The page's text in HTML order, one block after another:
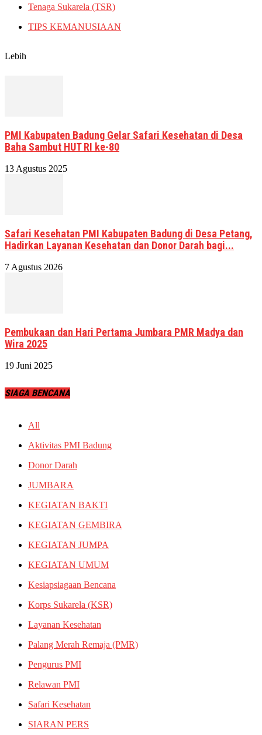
Tenaga Sukarela (TSR)
TIPS KEMANUSIAAN
Lebih
PMI Kabupaten Badung Gelar Safari Kesehatan di Desa
Baha Sambut HUT RI ke-80
13 Agustus 2025
Safari Kesehatan PMI Kabupaten Badung di Desa Petang,
Hadirkan Layanan Kesehatan dan Donor Darah bagi...
7 Agustus 2026
Pembukaan dan Hari Pertama Jumbara PMR Madya dan
Wira 2025
19 Juni 2025
SIAGA BENCANA
All
Aktivitas PMI Badung
Donor Darah
JUMBARA
KEGIATAN BAKTI
KEGIATAN GEMBIRA
KEGIATAN JUMPA
KEGIATAN UMUM
Kesiapsiagaan Bencana
Korps Sukarela (KSR)
Layanan Kesehatan
Palang Merah Remaja (PMR)
Pengurus PMI
Relawan PMI
Safari Kesehatan
SIARAN PERS